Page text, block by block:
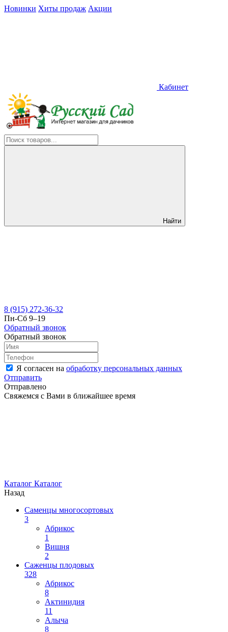
Новинки Хиты продаж Акции
Кабинет
Найти
8 (915) 272-36-32
Пн-Сб 9–19
Обратный звонок
Обратный звонок
Я согласен на обработку персональных данных
Отправить
Отправлено
Свяжемся с Вами в ближайшее время
Каталог Каталог
Назад
Саменцы многосортовых
3
Абрикос
1
Вишня
2
Саженцы плодовых
328
Абрикос
8
Актинидия
11
Алыча
8